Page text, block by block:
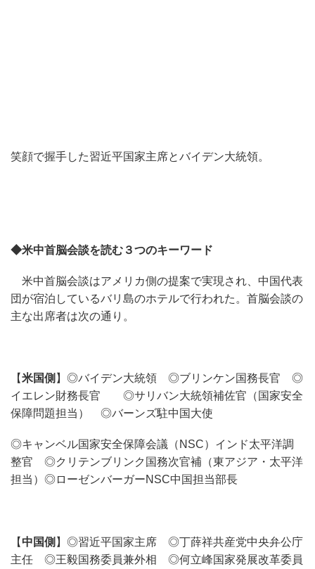
笑顔で握手した習近平国家主席とバイデン大統領。
◆米中首脳会談を読む３つのキーワード
米中首脳会談はアメリカ側の提案で実現され、中国代表
団が宿泊しているバリ島のホテルで行われた。首脳会談の
主な出席者は次の通り。
【米国側 】◎バイデン大統領 ◎ブリンケン国務長官 ◎
イエレン財務長官 ◎サリバン大統領補佐官（国家安全
保障問題担当） ◎バーンズ駐中国大使
◎キャンベル国家安全保障会議（NSC）インド太平洋調
整官 ◎クリテンブリンク国務次官補（東アジア・太平洋
担当）◎ローゼンバーガーNSC中国担当部長
【 中国側 】◎習近平国家主席 ◎丁薛祥共産党中央弁公庁
主任 ◎王毅国務委員兼外相 ◎何立峰国家発展改革委員